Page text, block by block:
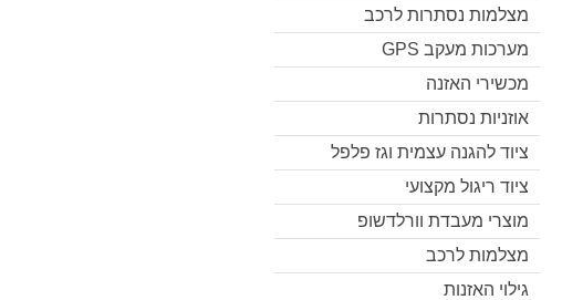
מצלמות נסתרות לרכב
מערכות מעקב GPS
מכשירי האזנה
אוזניות נסתרות
ציוד להגנה עצמית וגז פלפל
ציוד ריגול מקצועי
מוצרי מעבדת וורלדשופ
מצלמות לרכב
גילוי האזנות